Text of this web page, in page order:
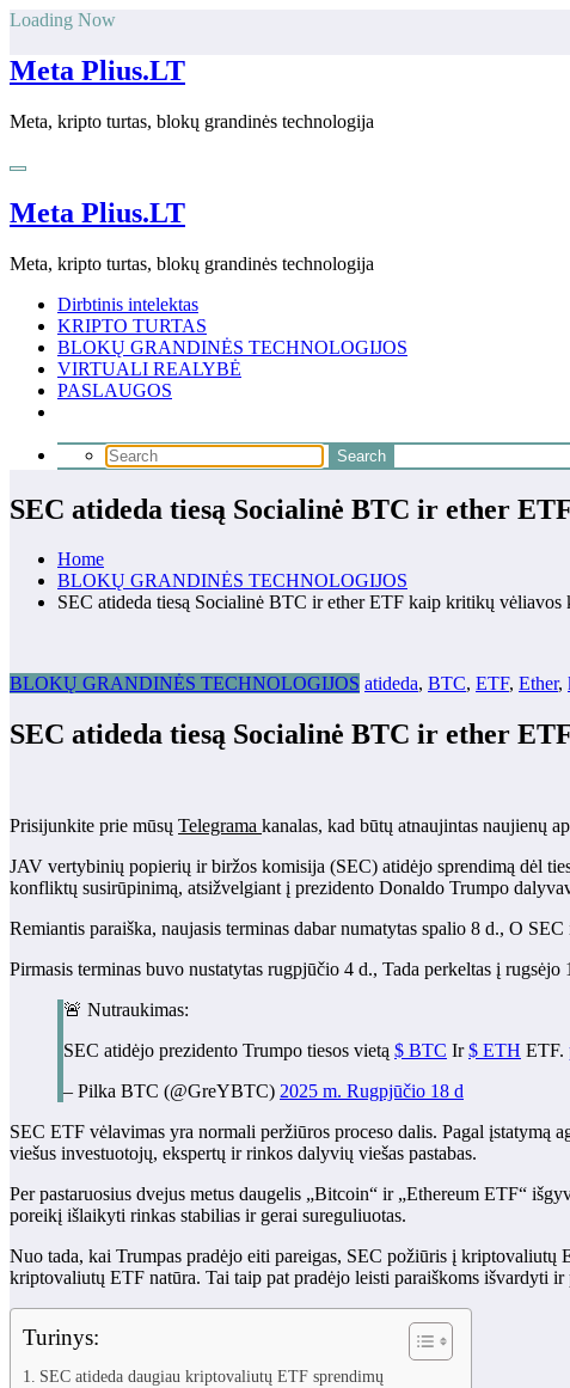
Skip
content
Loading Now
Meta Plius.LT
Meta, kripto turtas, blokų grandinės technologija
Meta Plius.LT
Meta, kripto turtas, blokų grandinės technologija
Dirbtinis intelektas
KRIPTO TURTAS
BLOKŲ GRANDINĖS TECHNOLOGIJOS
VIRTUALI REALYBĖ
PASLAUGOS
SEC atideda tiesą Socialinė BTC ir ether
Home
BLOKŲ GRANDINĖS TECHNOLOGIJOS
SEC atideda tiesą Socialinė BTC ir ether ETF kaip kritikų
BLOKŲ GRANDINĖS TECHNOLOGIJOS atideda, BTC, ETF, Ether,
SEC atideda tiesą Socialinė BTC ir ether
Prisijunkite prie mūsų Telegrama kanalas, kad būtų atnaujintas naujienų
JAV vertybinių popierių ir biržos komisija (SEC) atidėjo sprendimą dėl
konfliktų susirūpinimą, atsižvelgiant į prezidento Donaldo Trumpo
Remiantis paraiška, naujasis terminas dabar numatytas spalio 8 d., O
Pirmasis terminas buvo nustatytas rugpjūčio 4 d., Tada perkeltas į
🚨 Nutraukimas:
SEC atidėjo prezidento Trumpo tiesos vietą $ BTC Ir$ ETH ETF.
– Pilka BTC (@GreYBTC) 2025 m. Rugpjūčio 18 d
SEC ETF vėlavimas yra normali peržiūros proceso dalis. Pagal įstatymą
viešus investuotojų, ekspertų ir rinkos dalyvių viešas pastabas.
Per pastaruosius dvejus metus daugelis „Bitcoin“ ir „Ethereum ETF“
poreikį išlaikyti rinkas stabilias ir gerai sureguliuotas.
Nuo tada, kai Trumpas pradėjo eiti pareigas, SEC požiūris į
kriptovaliutų ETF natūra. Tai taip pat pradėjo leisti paraiškoms išvardyti
Turinys:
SEC atideda daugiau kriptovaliutų ETF sprendimų